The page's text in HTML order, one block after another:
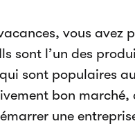
vous avez
sont l’un des
sont populaires
bon
une